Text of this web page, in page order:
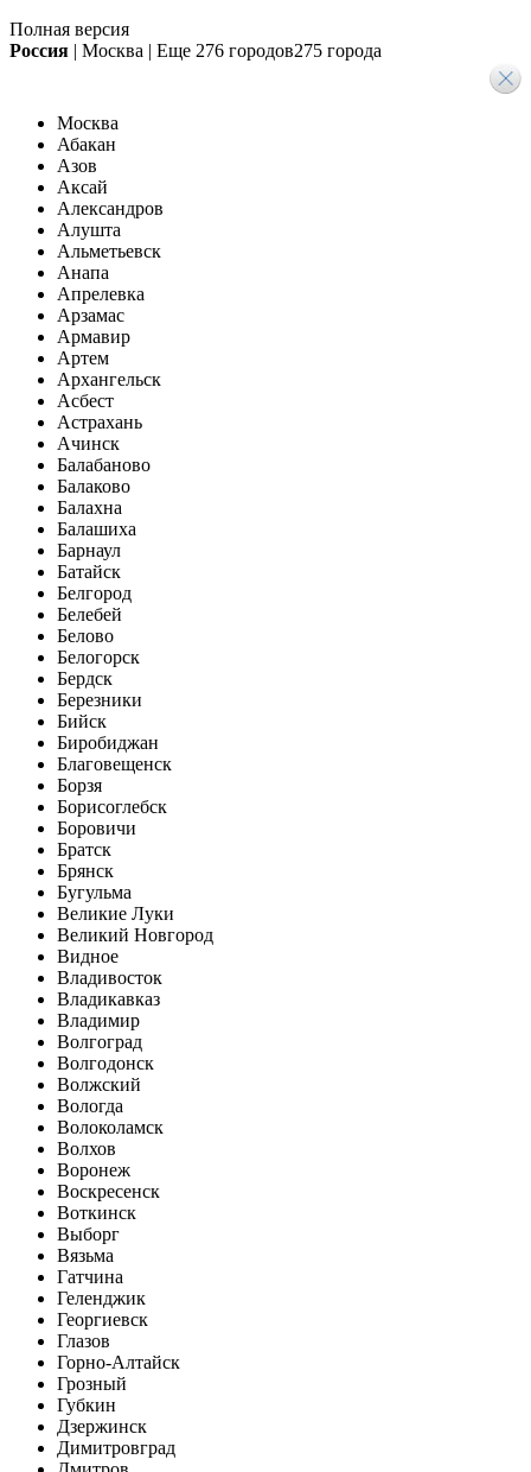
Полная версия
Россия | Москва | Еще 276 городов275 города
Москва
Абакан
Азов
Аксай
Александров
Алушта
Альметьевск
Анапа
Апрелевка
Арзамас
Армавир
Артем
Архангельск
Асбест
Астрахань
Ачинск
Балабаново
Балаково
Балахна
Балашиха
Барнаул
Батайск
Белгород
Белебей
Белово
Белогорск
Бердск
Березники
Бийск
Биробиджан
Благовещенск
Борзя
Борисоглебск
Боровичи
Братск
Брянск
Бугульма
Великие Луки
Великий Новгород
Видное
Владивосток
Владикавказ
Владимир
Волгоград
Волгодонск
Волжский
Вологда
Волоколамск
Волхов
Воронеж
Воскресенск
Воткинск
Выборг
Вязьма
Гатчина
Геленджик
Георгиевск
Глазов
Горно-Алтайск
Грозный
Губкин
Дзержинск
Димитровград